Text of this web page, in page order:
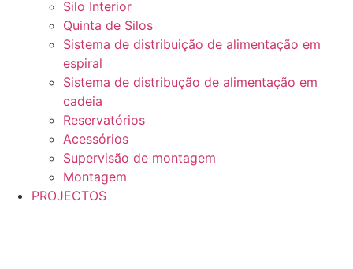
Silo Interior
Quinta de Silos
Sistema de distribuição de alimentação em
espiral
Sistema de distribução de alimentação em
cadeia
Reservatórios
Acessórios
Supervisão de montagem
Montagem
PROJECTOS